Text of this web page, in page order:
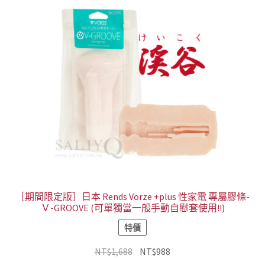
［期間限定版］日本 Rends Vorze +plus 性家電 專屬膠條-
Ｖ-GROOVE (可單獨當一般手動自慰套使用!!)
特價
NT$1,688 原NT$988